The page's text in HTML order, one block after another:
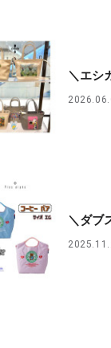
＼エシ
＼ダブ